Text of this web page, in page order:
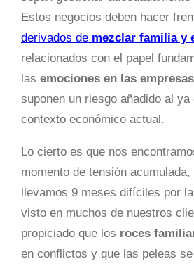
Estos negocios deben hacer
derivados de mezclar familia y
relacionados con el papel
las emociones en las
suponen un riesgo añadido al
contexto económico actual.
Lo cierto es que nos
momento de tensión
llevamos 9 meses difíciles por la
visto en muchos de nuestros
propiciado que los roces
en conflictos y que las peleas